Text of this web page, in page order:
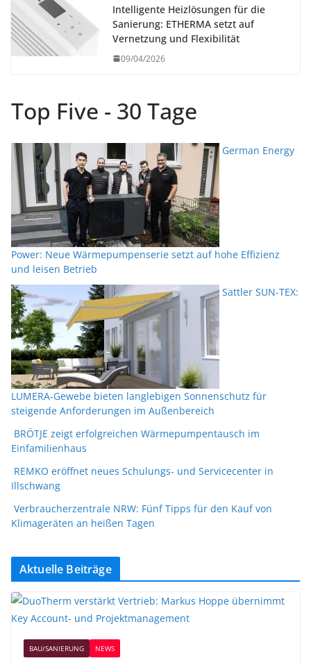
Intelligente Heizlösungen für die
Sanierung: ETHERMA setzt auf
Vernetzung und Flexibilität
09/04/2026
Top Five - 30 Tage
German Energy
Power: Neue Wärmepumpenserie setzt auf hohe Effizienz
und leisen Betrieb
Sattler SUN-TEX:
LUMERA-Gewebe bieten langlebigen Sonnenschutz für
steigende Anforderungen im Außenbereich
BRÖTJE zeigt erfolgreichen Wärmepumpentausch im
Einfamilienhaus
REMKO eröffnet neues Schulungs- und Servicecenter in
Illschwang
Verbraucherzentrale NRW: Fünf Tipps für den Kauf von
Klimageräten an heißen Tagen
Aktuelle Beiträge
BAU/SANIERUNG NEWS